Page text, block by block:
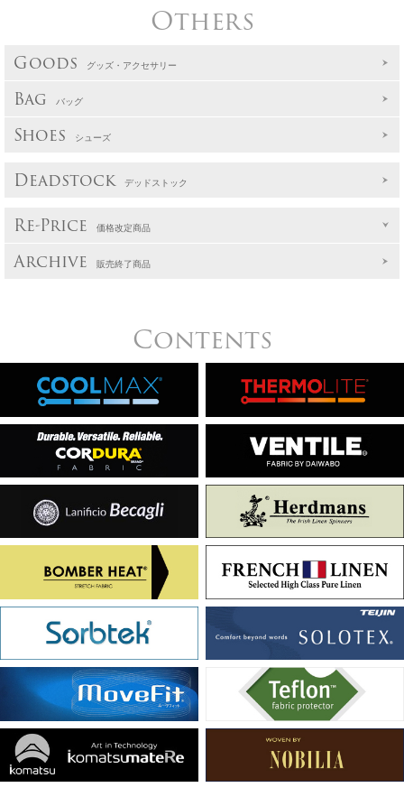
Others
Goods グッズ・アクセサリー
Bag バッグ
Shoes シューズ
Deadstock デッドストック
Re-Price 価格改定商品
Archive 販売終了商品
Contents